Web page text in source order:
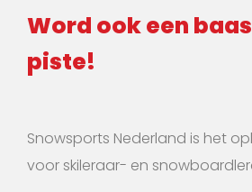
Word ook een
piste!
Snowsports Nederland is het
voor skileraar- en